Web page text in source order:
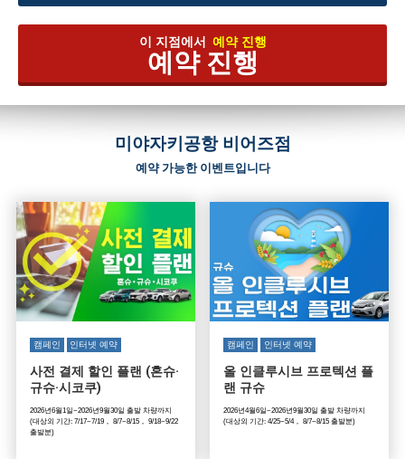
이 지점에서 예약 진행
예약 진행
미야자키공항 비어즈점
예약 가능한 이벤트입니다
캠페인 인터넷 예약
사전 결제 할인 플랜 (혼슈·
규슈·시코쿠)
2026년6월1일~2026년9월30일 출발 차량까지
(대상외 기간: 7/17~7/19， 8/7~8/15， 9/18~9/22
출발분)
캠페인 인터넷 예약
올 인클루시브 프로텍션 플
랜 규슈
2026년4월6일~2026년9월30일 출발 차량까지
(대상외 기간: 4/25~5/4， 8/7~8/15 출발분)